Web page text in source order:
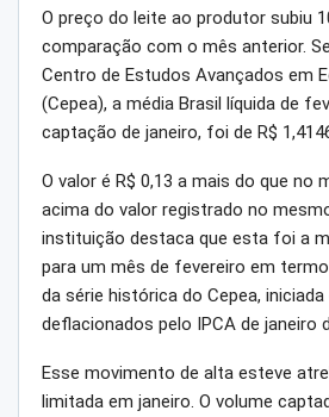
O preço do leite ao produtor subiu
comparação com o mês anterior.
Centro de Estudos Avançados em
(Cepea), a média Brasil líquida de
captação de janeiro, foi de R$
O valor é R$ 0,13 a mais do que no
acima do valor registrado no
instituição destaca que esta foi a
para um mês de fevereiro em
da série histórica do Cepea,
deflacionados pelo IPCA de janeiro
Esse movimento de alta esteve
limitada em janeiro. O volume